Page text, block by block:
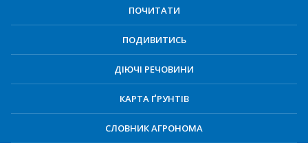
ПОЧИТАТИ
ПОДИВИТИСЬ
ДІЮЧІ РЕЧОВИНИ
КАРТА ҐРУНТІВ
СЛОВНИК АГРОНОМА